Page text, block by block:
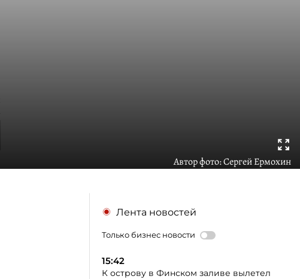
Автор фото:Сергей Ермохин
Лента новостей
Только бизнес новости
15:42
К острову в Финском заливе вылетел